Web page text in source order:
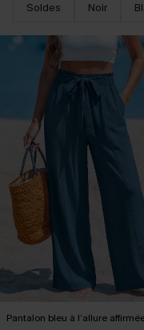
Soldes Noir
Pantalon bleu à l’allure